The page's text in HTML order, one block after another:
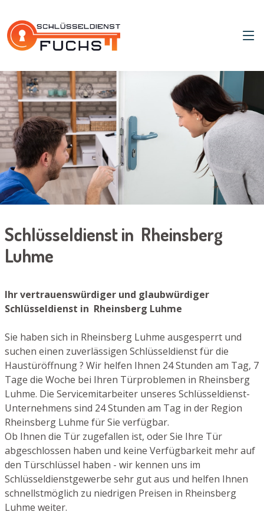
Schlüsseldienst in Rheinsberg
Luhme
Ihr vertrauenswürdiger und glaubwürdiger
Schlüsseldienst in Rheinsberg Luhme
Sie haben sich in Rheinsberg Luhme ausgesperrt und
suchen einen zuverlässigen Schlüsseldienst für die
Haustüröffnung ? Wir helfen Ihnen 24 Stunden am Tag, 7
Tage die Woche bei Ihren Türproblemen in Rheinsberg
Luhme. Die Servicemitarbeiter unseres Schlüsseldienst-
Unternehmens sind 24 Stunden am Tag in der Region
Rheinsberg Luhme für Sie verfügbar.
Ob Ihnen die Tür zugefallen ist, oder Sie Ihre Tür
abgeschlossen haben und keine Verfügbarkeit mehr auf
den Türschlüssel haben - wir kennen uns im
Schlüsseldienstgewerbe sehr gut aus und helfen Ihnen
schnellstmöglich zu niedrigen Preisen in Rheinsberg
Luhme weiter.